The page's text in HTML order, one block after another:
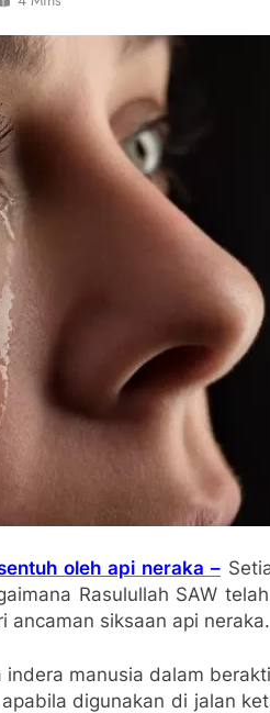
oleh api neraka –
Rasulullah SAW
siksaan api neraka.
manusia dalam
digunakan di jalan